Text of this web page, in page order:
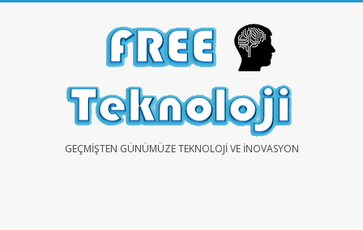
FREEGEÇMIŞTEN GÜNÜMÜZE TEKNOLOJI VE İNOVASYON